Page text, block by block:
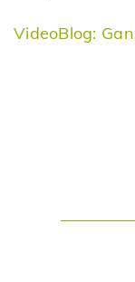
VideoBlog: